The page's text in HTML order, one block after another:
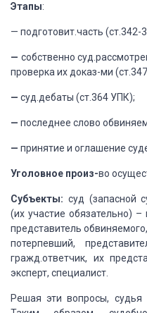
Этапы:
— подготовит.часть (ст.342-
— собственно
проверка их доказ-ми
— суд.дебаты (ст.364 УПК);
— последнее слово
— принятие и оглашение
Уголовное произ-во
Субъекты: суд (запасной
(их участие обязательно)
представитель обвиняемого,
потерпевший,
гражд.ответчик, их
эксперт, специалист.
Решая эти вопросы, судья